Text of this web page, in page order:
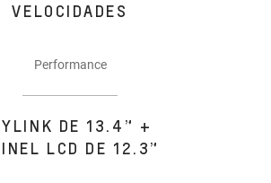
VELOCIDADES
Performance
DE 13.4” +
LCD DE 12.3”